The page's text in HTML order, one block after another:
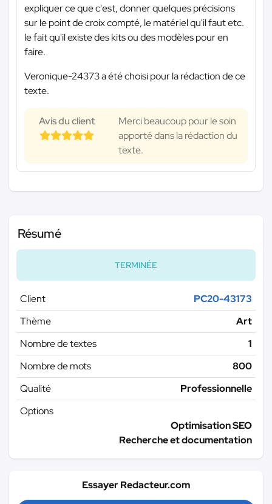
expliquer ce que c'est, donner quelques précisions
sur le point de croix compté, le matériel qu'il faut etc.
le fait qu'il existe des kits ou des modèles pour en
faire.
Veronique-24373 a été choisi pour la rédaction de ce
texte.
Avis du client
Merci beaucoup pour le soin
apporté dans la rédaction du
texte.
Résumé
TERMINÉE
Client
PC20-43173
Thème
Art
Nombre de textes
1
Nombre de mots
800
Qualité
Professionnelle
Options
Optimisation SEO
Recherche et documentation
Essayer Redacteur.com